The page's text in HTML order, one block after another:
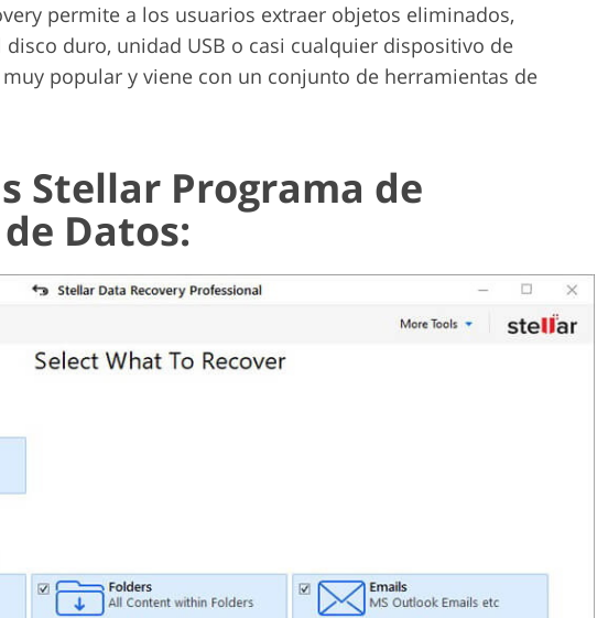
permite a los usuarios extraer objetos eliminados,
duro, unidad USB o casi cualquier dispositivo de
popular y viene con un conjunto de herramientas de
Stellar Programa de
Datos: